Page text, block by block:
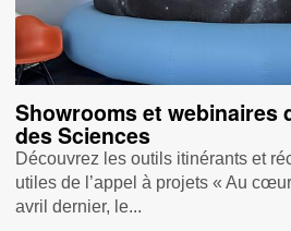
Showrooms et webinaires
des Sciences
Découvrez les outils itinérants et
utiles de l’appel à projets « Au
avril dernier, le...